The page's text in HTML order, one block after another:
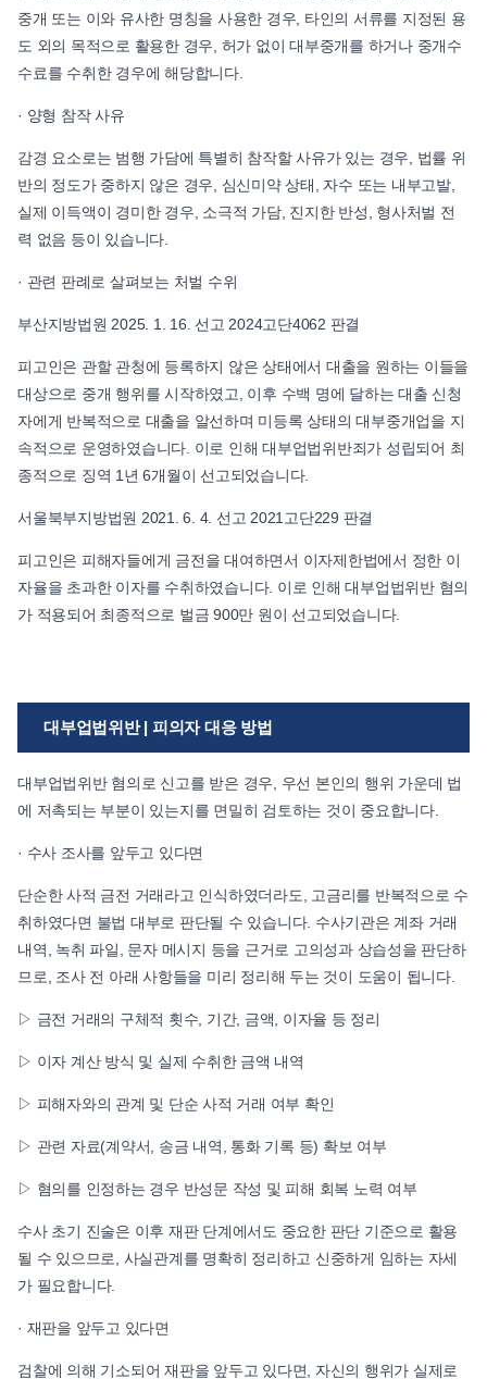
중개 또는 이와 유사한 명칭을 사용한 경우, 타인의 서류를 지정된 용
도 외의 목적으로 활용한 경우, 허가 없이 대부중개를 하거나 중개수
수료를 수취한 경우에 해당합니다.
· 양형 참작 사유
감경 요소로는 범행 가담에 특별히 참작할 사유가 있는 경우, 법률 위
반의 정도가 중하지 않은 경우, 심신미약 상태, 자수 또는 내부고발,
실제 이득액이 경미한 경우, 소극적 가담, 진지한 반성, 형사처벌 전
력 없음 등이 있습니다.
· 관련 판례로 살펴보는 처벌 수위
부산지방법원 2025. 1. 16. 선고 2024고단4062 판결
피고인은 관할 관청에 등록하지 않은 상태에서 대출을 원하는 이들을
대상으로 중개 행위를 시작하였고, 이후 수백 명에 달하는 대출 신청
자에게 반복적으로 대출을 알선하며 미등록 상태의 대부중개업을 지
속적으로 운영하였습니다. 이로 인해 대부업법위반죄가 성립되어 최
종적으로 징역 1년 6개월이 선고되었습니다.
서울북부지방법원 2021. 6. 4. 선고 2021고단229 판결
피고인은 피해자들에게 금전을 대여하면서 이자제한법에서 정한 이
자율을 초과한 이자를 수취하였습니다. 이로 인해 대부업법위반 혐의
가 적용되어 최종적으로 벌금 900만 원이 선고되었습니다.
대부업법위반 | 피의자 대응 방법
대부업법위반 혐의로 신고를 받은 경우, 우선 본인의 행위 가운데 법
에 저촉되는 부분이 있는지를 면밀히 검토하는 것이 중요합니다.
· 수사 조사를 앞두고 있다면
단순한 사적 금전 거래라고 인식하였더라도, 고금리를 반복적으로 수
취하였다면 불법 대부로 판단될 수 있습니다. 수사기관은 계좌 거래
내역, 녹취 파일, 문자 메시지 등을 근거로 고의성과 상습성을 판단하
므로, 조사 전 아래 사항들을 미리 정리해 두는 것이 도움이 됩니다.
▷ 금전 거래의 구체적 횟수, 기간, 금액, 이자율 등 정리
▷ 이자 계산 방식 및 실제 수취한 금액 내역
▷ 피해자와의 관계 및 단순 사적 거래 여부 확인
▷ 관련 자료(계약서, 송금 내역, 통화 기록 등) 확보 여부
▷ 혐의를 인정하는 경우 반성문 작성 및 피해 회복 노력 여부
수사 초기 진술은 이후 재판 단계에서도 중요한 판단 기준으로 활용
될 수 있으므로, 사실관계를 명확히 정리하고 신중하게 임하는 자세
가 필요합니다.
· 재판을 앞두고 있다면
검찰에 의해 기소되어 재판을 앞두고 있다면, 자신의 행위가 실제로